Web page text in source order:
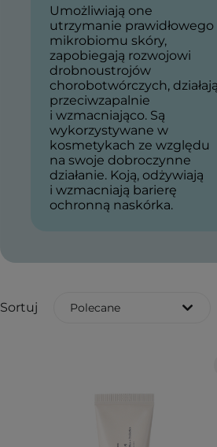
Umożliwiają one
utrzymanie prawidłowego
mikrobiomu skóry,
zapobiegają rozwojowi
drobnoustrojów
chorobotwórczych, działają
przeciwzapalnie
i wzmacniająco. Są
wykorzystywane w
kosmetykach ze względu
na swoje dobroczynne
działanie. Koją, odżywiają
i wzmacniają barierę
ochronną naskórka.
Sortuj Polecane